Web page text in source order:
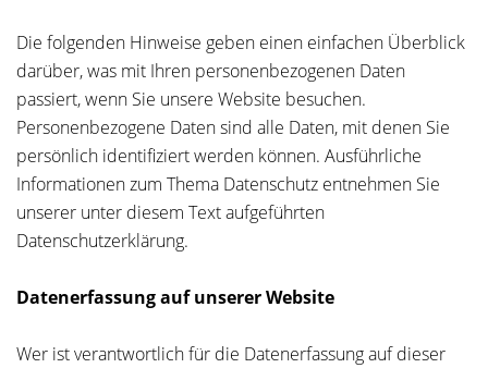
Die folgenden Hinweise geben einen einfachen Überblick
darüber, was mit Ihren personenbezogenen Daten
passiert, wenn Sie unsere Website besuchen.
Personenbezogene Daten sind alle Daten, mit denen Sie
persönlich identifiziert werden können. Ausführliche
Informationen zum Thema Datenschutz entnehmen Sie
unserer unter diesem Text aufgeführten
Datenschutzerklärung.
Datenerfassung auf unserer Website
Wer ist verantwortlich für die Datenerfassung auf dieser